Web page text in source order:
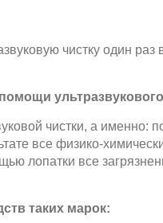
чистку один раз
чистки, а именно:
все физико-
лопатки все
таких марок: